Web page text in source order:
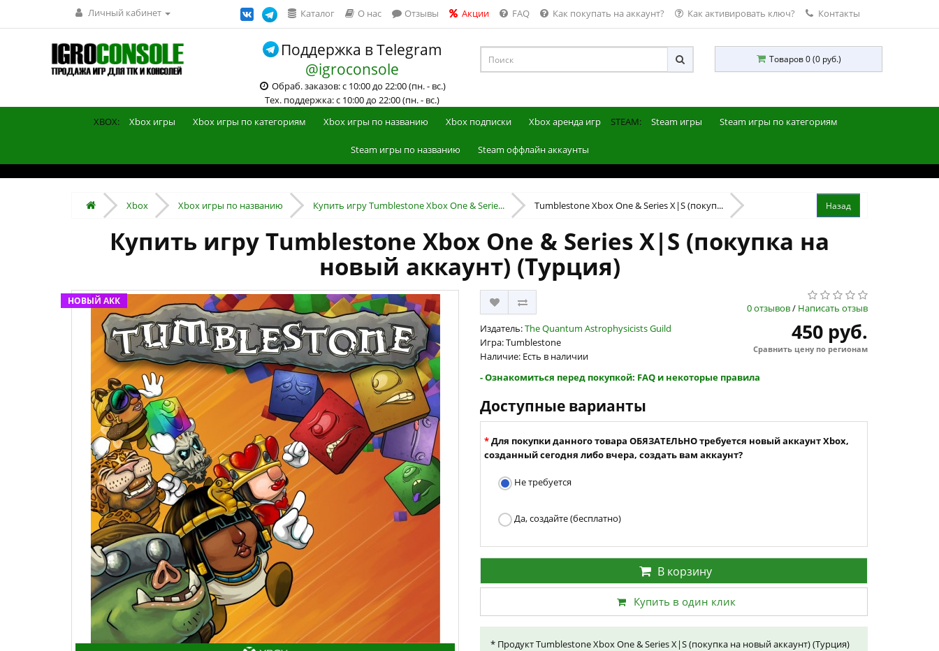
Личный кабинет Каталог О нас Отзывы Акции FAQ Как покупать на аккаунт? Как активировать ключ? Контакты
Поддержка в Telegram
@igroconsole
Обраб. заказов: с 10:00 до 22:00 (пн. - вс.)
Тех. поддержка: с 10:00 до 22:00 (пн. - вс.)
Товаров 0 (0 руб.)
XBOX: Xbox игры Xbox игры по категориям Xbox игры по названию Xbox подписки Xbox аренда игр STEAM: Steam игры Steam игры по категориям
Steam игры по названию Steam оффлайн аккаунты
Xbox Xbox игры по названию Купить игру Tumblestone Xbox One & Serie... Tumblestone Xbox One & Series X|S (покуп...
Купить игру Tumblestone Xbox One & Series X|S (покупка на
новый аккаунт) (Турция)
НОВЫЙ АКК
0 отзывов/ Написать отзыв
Издатель:The Quantum Astrophysicists Guild
Игра: Tumblestone
Наличие: Есть в наличии
450 руб.
Сравнить цену по регионам
- Ознакомиться перед покупкой: FAQ и некоторые правила
Доступные варианты
Для покупки данного товара ОБЯЗАТЕЛЬНО требуется новый аккаунт Xbox,
созданный сегодня либо вчера, создать вам аккаунт?
Не требуется
Да, создайте (бесплатно)
В корзину
Купить в один клик
* Продукт Tumblestone Xbox One & Series X|S (покупка на новый аккаунт) (Турция)